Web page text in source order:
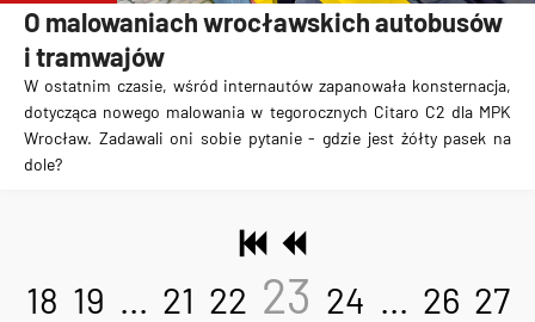
O malowaniach wrocławskich autobusów
i tramwajów
W ostatnim czasie, wśród internautów zapanowała konsternacja,
dotycząca nowego malowania w tegorocznych Citaro C2 dla MPK
Wrocław. Zadawali oni sobie pytanie - gdzie jest żółty pasek na
dole?
18 19 ... 21 22 23 24 ... 26 27